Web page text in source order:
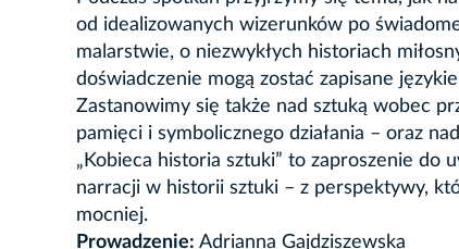
od idealizowanych wizerunków po
malarstwie, o niezwykłych historiach
doświadczenie mogą zostać zapisane
Zastanowimy się także nad sztuką wobec
pamięci i symbolicznego działania – oraz
„Kobieca historia sztuki” to zaproszenie do
narracji w historii sztuki – z perspektywy,
mocniej.
Prowadzenie: Adrianna Gajdziszewska